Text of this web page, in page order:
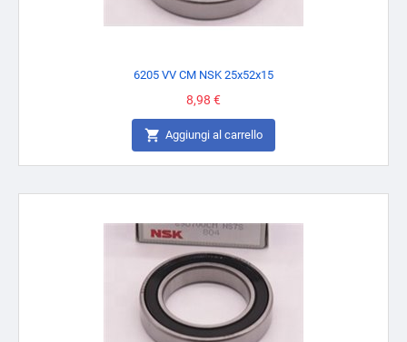
6205 VV CM NSK 25x52x15
Prezzo
8,98 €
 Aggiungi al carrello